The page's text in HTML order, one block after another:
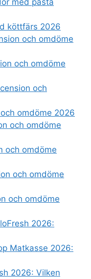
köttfärs 2026
och omdöme
och omdöme
och
omdöme 2026
och omdöme
och omdöme
och omdöme
och omdöme
2026:
Matkasse 2026:
2026: Vilken